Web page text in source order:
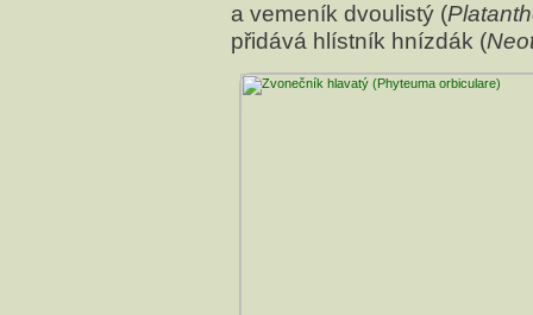
a vemeník dvoulistý (
přidává hlístník hnízdák (